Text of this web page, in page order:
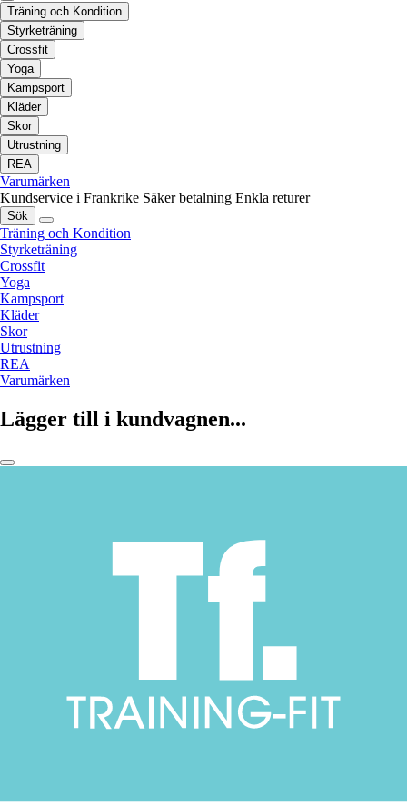
Träning och Kondition
Styrketräning
Crossfit
Yoga
Kampsport
Kläder
Skor
Utrustning
REA
Varumärken
Kundservice i Frankrike Säker betalning Enkla returer
Sök
Träning och Kondition
Styrketräning
Crossfit
Yoga
Kampsport
Kläder
Skor
Utrustning
REA
Varumärken
Lägger till i kundvagnen...